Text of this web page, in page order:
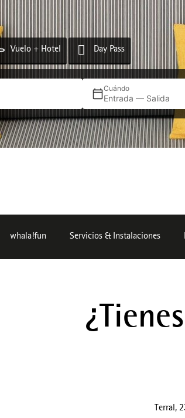
Vuelo + Hotel Day Pass
Cuándo
Entrada — Salida
whala!fun Servicios & Instalaciones
Terral,